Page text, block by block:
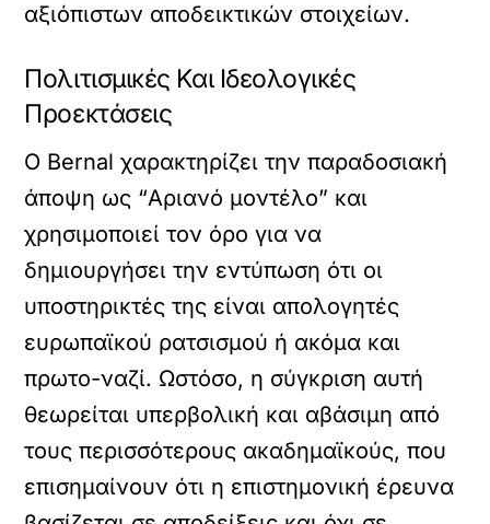
αξιόπιστων αποδεικτικών στοιχείων.
Πολιτισμικές Και Ιδεολογικές
Προεκτάσεις
Ο Bernal χαρακτηρίζει την παραδοσιακή
άποψη ως “Αριανό μοντέλο” και
χρησιμοποιεί τον όρο για να
δημιουργήσει την εντύπωση ότι οι
υποστηρικτές της είναι απολογητές
ευρωπαϊκού ρατσισμού ή ακόμα και
πρωτο-ναζί. Ωστόσο, η σύγκριση αυτή
θεωρείται υπερβολική και αβάσιμη από
τους περισσότερους ακαδημαϊκούς, που
επισημαίνουν ότι η επιστημονική έρευνα